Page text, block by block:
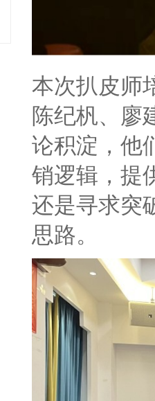
本次扒皮师
陈纪杋、廖
论积淀，他
销逻辑，提
还是寻求突
思路。